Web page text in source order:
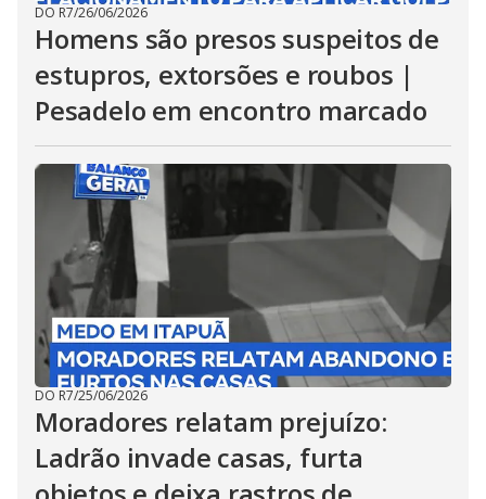
DO R7/26/06/2026
Homens são presos suspeitos de
estupros, extorsões e roubos |
Pesadelo em encontro marcado
DO R7/25/06/2026
Moradores relatam prejuízo:
Ladrão invade casas, furta